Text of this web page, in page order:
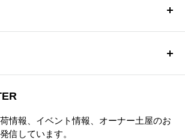
（火曜定休）
情報、イベント情報、オーナー土屋のお
信しています。
ー